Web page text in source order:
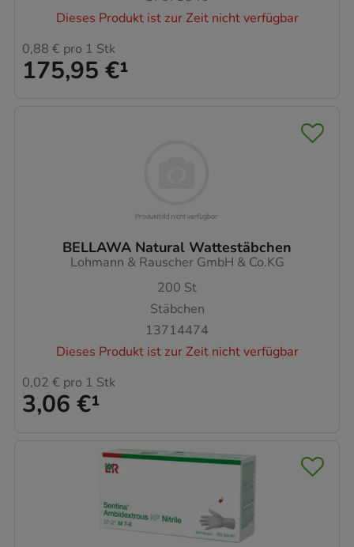
Dieses Produkt ist zur Zeit nicht verfügbar
175,95 €¹
0,88 € pro 1 Stk
BELLAWA Natural Wattestäbchen
Lohmann & Rauscher GmbH & Co.KG
200 St
Stäbchen
13714474
Dieses Produkt ist zur Zeit nicht verfügbar
3,06 €¹
0,02 € pro 1 Stk